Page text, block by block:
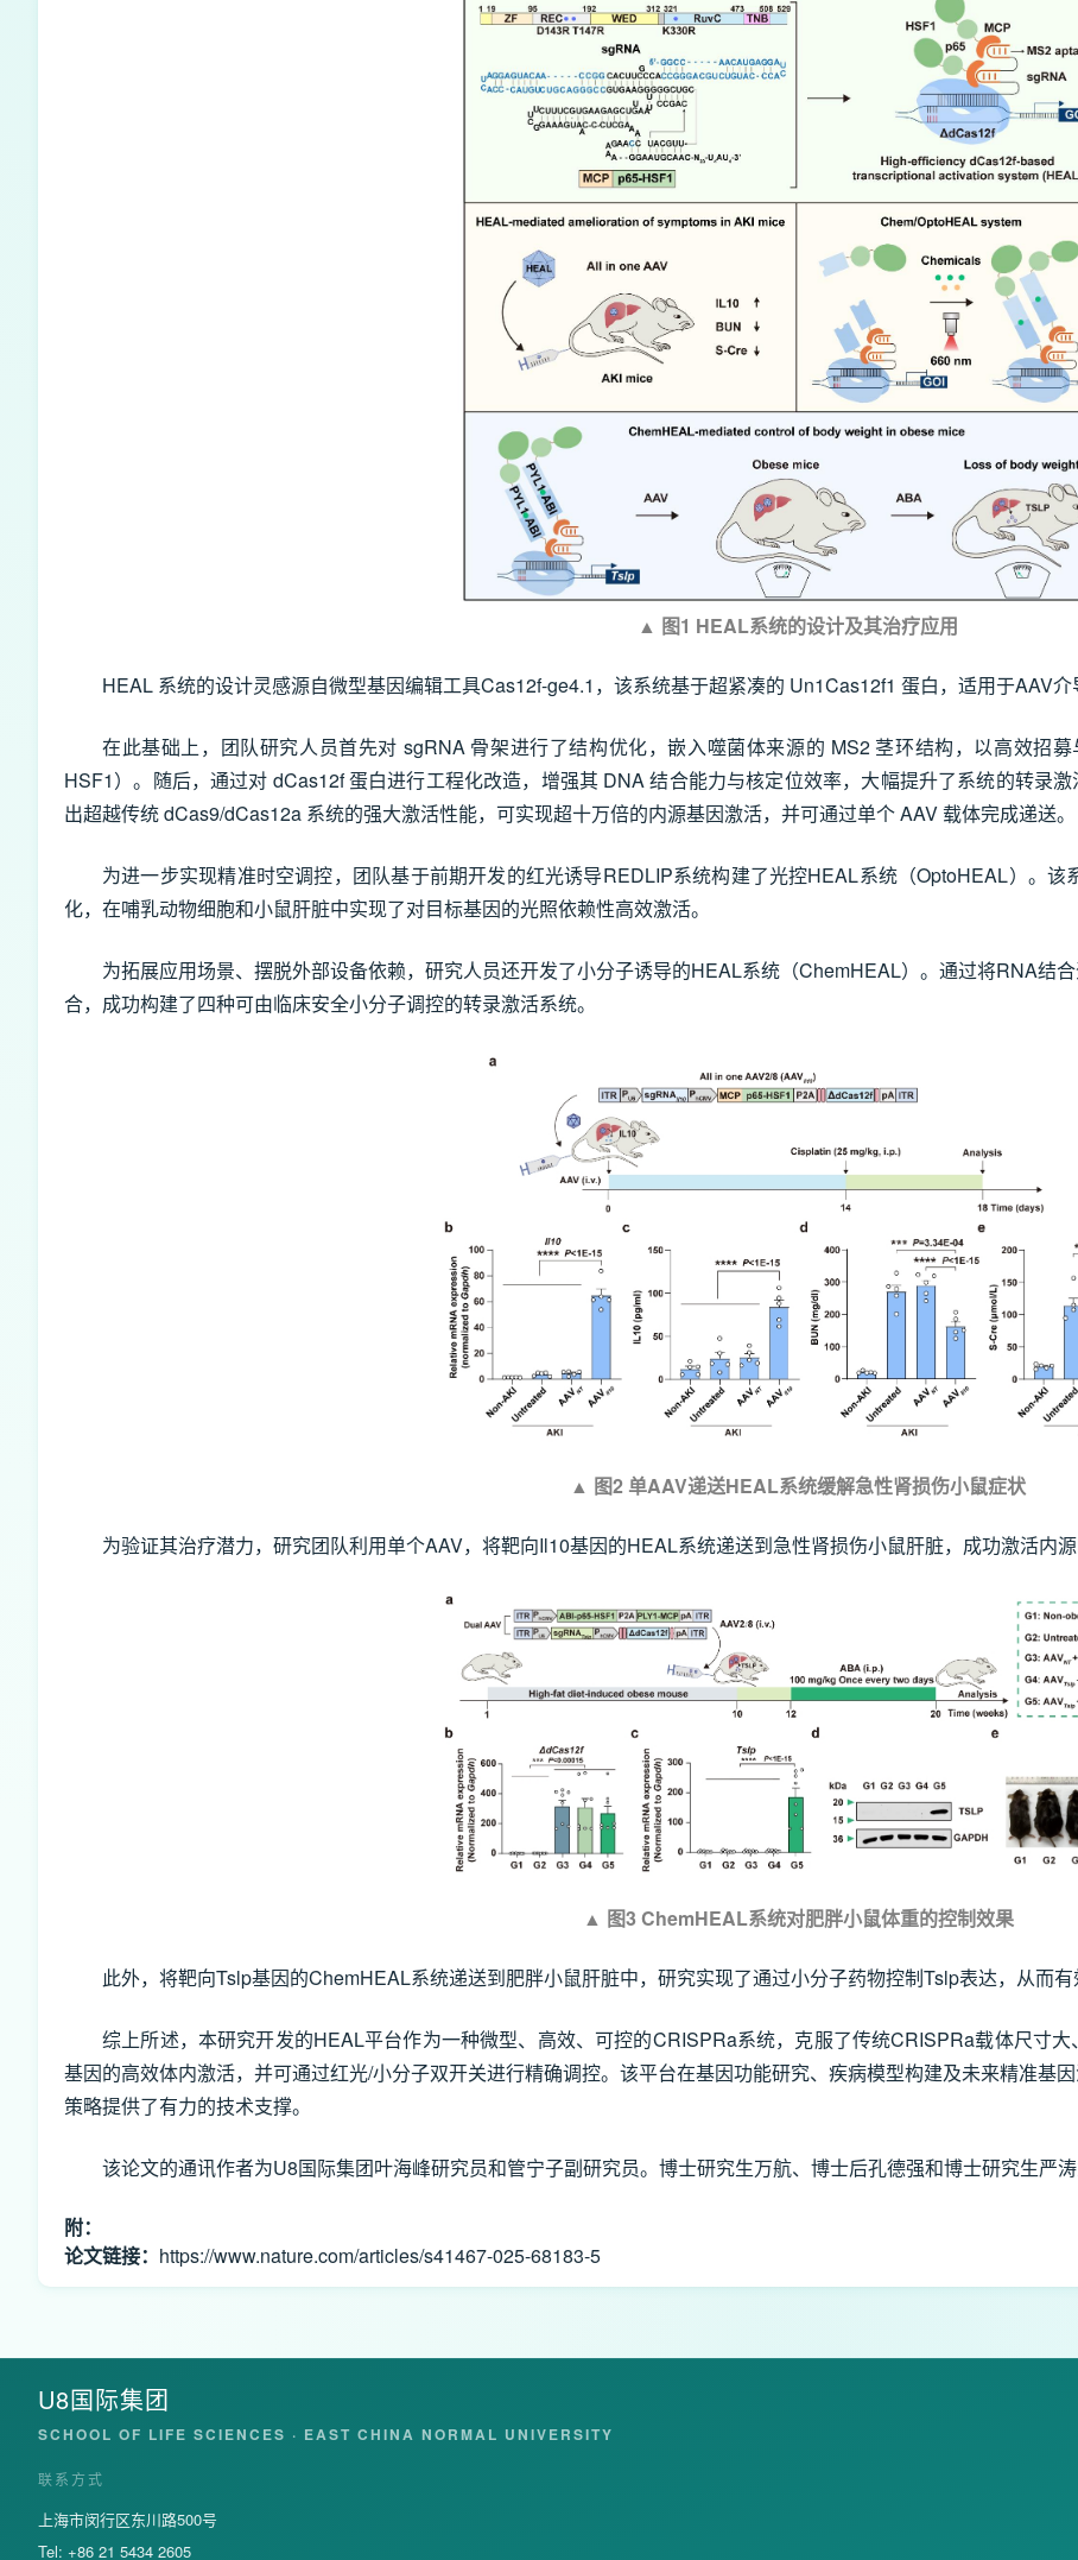
▲ 图1 HEAL系统的设计及其治疗应用
HEAL 系统的设计灵感源自微型基因编辑工具Cas12f-ge4.1，该系统基于超紧凑的 Un1Cas12f1 蛋白，适用于AAV介
在此基础上，团队研究人员首先对 sgRNA 骨架进行了结构优化，嵌入噬菌体来源的 MS2 茎环结构，以高效招
HSF1）。随后，通过对 dCas12f 蛋白进行工程化改造，增强其 DNA 结合能力与核定位效率，大幅提升了系统的转录
出超越传统 dCas9/dCas12a 系统的强大激活性能，可实现超十万倍的内源基因激活，并可通过单个 AAV 载体完成递送。
为进一步实现精准时空调控，团队基于前期开发的红光诱导REDLIP系统构建了光控HEAL系统（OptoHEAL）。
化，在哺乳动物细胞和小鼠肝脏中实现了对目标基因的光照依赖性高效激活。
为拓展应用场景、摆脱外部设备依赖，研究人员还开发了小分子诱导的HEAL系统（ChemHEAL）。通过将RNA结
合，成功构建了四种可由临床安全小分子调控的转录激活系统。
▲ 图2 单AAV递送HEAL系统缓解急性肾损伤小鼠症状
为验证其治疗潜力，研究团队利用单个AAV，将靶向Il10基因的HEAL系统递送到急性肾损伤小鼠肝脏，成功激活内
▲ 图3 ChemHEAL系统对肥胖小鼠体重的控制效果
此外，将靶向Tslp基因的ChemHEAL系统递送到肥胖小鼠肝脏中，研究实现了通过小分子药物控制Tslp表达，从而有
综上所述，本研究开发的HEAL平台作为一种微型、高效、可控的CRISPRa系统，克服了传统CRISPRa载体尺寸
基因的高效体内激活，并可通过红光/小分子双开关进行精确调控。该平台在基因功能研究、疾病模型构建及未来精准基
策略提供了有力的技术支撑。
该论文的通讯作者为U8国际集团叶海峰研究员和管宁子副研究员。博士研究生万航、博士后孔德强和博士研究生严涛
附：
论文链接： https://www.nature.com/articles/s41467-025-68183-5
U8国际集团
SCHOOL OF LIFE SCIENCES · EAST CHINA NORMAL UNIVERSITY
联系方式
上海市闵行区东川路500号
Tel: +86 21 5434 2605